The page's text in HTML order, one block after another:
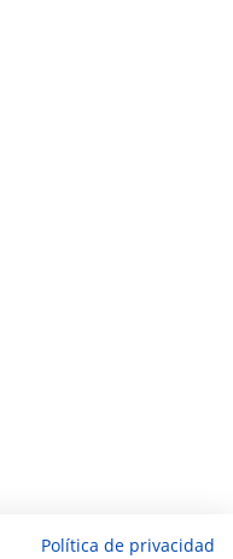
Política de privacidad